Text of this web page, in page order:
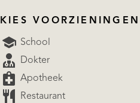
KIES VOORZIENINGEN
School
Dokter
Apotheek
Restaurant